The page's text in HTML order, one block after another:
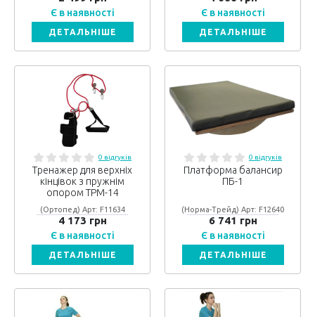
Є в наявності
ДЕТАЛЬНІШЕ
Є в наявності
ДЕТАЛЬНІШЕ
0 відгуків
Тренажер для верхніх
кінцівок з пружнім
опором ТРМ-14
(Ортопед) Арт: F11634
4 173 грн
Є в наявності
ДЕТАЛЬНІШЕ
0 відгуків
Платформа балансир
ПБ-1
(Норма-Трейд) Арт: F12640
6 741 грн
Є в наявності
ДЕТАЛЬНІШЕ